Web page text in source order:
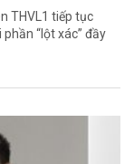
THVL1 tiếp tục
“lột xác” đầy